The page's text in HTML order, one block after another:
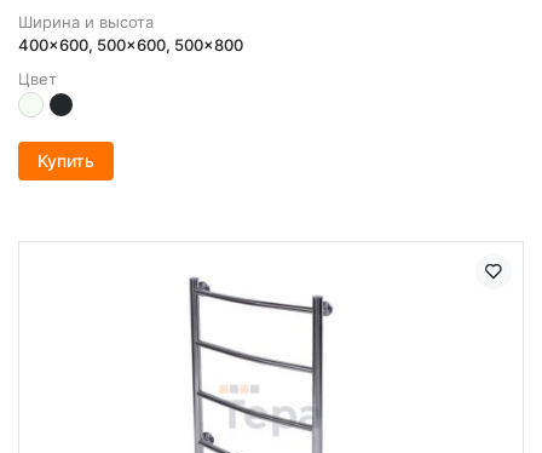
Ширина и высота
400x600, 500x600, 500x800
Цвет
Купить